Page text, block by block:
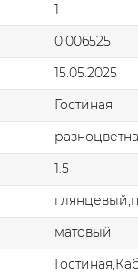
1
0.006525
15.05.2025
Гостиная
1.5
матовый